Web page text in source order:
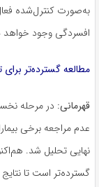
به‌صورت کنترل‌شده
افسردگی وجود
مطالعه گسترده‌تر
قهرمانی:
نهایی تحلیل شد.
گسترده‌تر است تا